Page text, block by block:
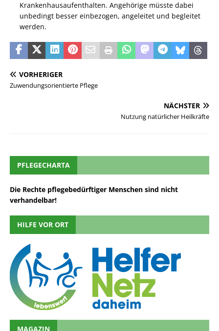
Krankenhausaufenthalten. Angehörige müsste dabei
unbedingt besser einbezogen, angeleitet und begleitet
werden.
VORHERIGER
Zuwendungsorientierte Pflege
NÄCHSTER
Nutzung natürlicher Heilkräfte
PFLEGECHARTA
Die Rechte pflegebedürftiger Menschen sind nicht
verhandelbar!
HILFE VOR ORT
MAGAZIN